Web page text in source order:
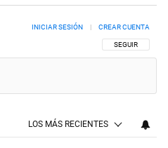
SIGA ESTA
SEGUIR
INICIAR SESIÓN | CREAR CUENTA
LOS MÁS RECIENTES